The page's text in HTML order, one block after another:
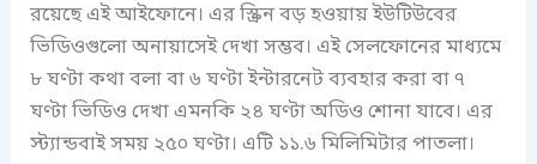
রয়েছে এই আইফোনে। এর স্ক্রিন বড় হওয়ায় ইউটিউবের
ভিডিওগুলো অনায়াসেই দেখা সম্ভব। এই সেলফোনের মাধ্যমে
৮ ঘণ্টা কথা বলা বা ৬ ঘণ্টা ইন্টারনেট ব্যবহার করা বা ৭
ঘণ্টা ভিডিও দেখা এমনকি ২৪ ঘণ্টা অডিও শোনা যাবে। এর
স্ট্যান্ডবাই সময় ২৫০ ঘণ্টা। এটি ১১.৬ মিলিমিটার পাতলা।